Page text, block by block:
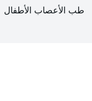
العاطفي في
قال مساعد
والحياة المعيشية،
طب الأعصاب الأطفال